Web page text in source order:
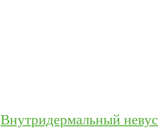
Внутридермальный невус